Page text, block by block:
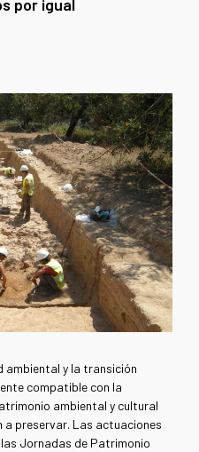
por igual
ambiental y la transición
compatible con la
ambiental y cultural
a preservar. Las actuaciones
Jornadas de Patrimonio